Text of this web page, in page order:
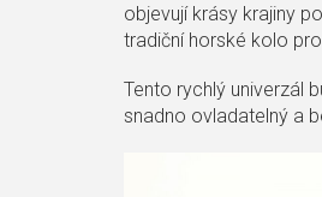
objevují krásy krajiny
tradiční horské kolo
Tento rychlý univerzál
snadno ovladatelný a